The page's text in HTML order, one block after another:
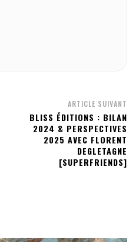
ARTICLE SUIVANT
BLISS ÉDITIONS : BILAN
2024 & PERSPECTIVES
2025 AVEC FLORENT
DEGLETAGNE
[SUPERFRIENDS]